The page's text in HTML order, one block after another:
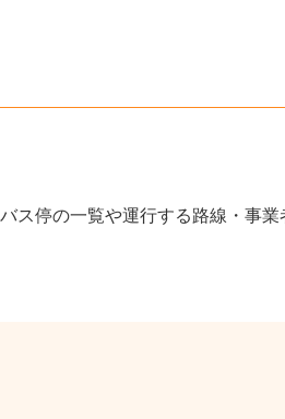
ス停の一覧や運行する路線・事業